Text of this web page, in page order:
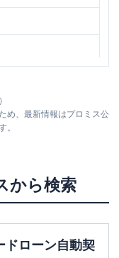
ロイヤルビル４Ｆ
】三軒茶屋（自動契
め、最新情報はプロミス公
。
から検索
ドローン自動契